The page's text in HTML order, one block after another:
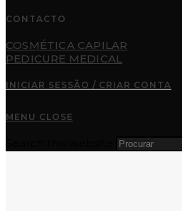
CONTACTO
COSMÉTICA CAPILAR
PEDICURE MEDICAL
INICIAR SESSÃO / CRIAR CONTA
MENU CLOSE